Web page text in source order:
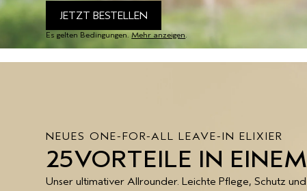
JETZT BESTELLEN
Es gelten Bedingungen.Mehr anzeigen.
NEUES ONE-FOR-ALL LEAVE-IN ELIXIER
25VORTEILE IN EINEM
Unser ultimativer Allrounder. Leichte Pflege, Schutz und